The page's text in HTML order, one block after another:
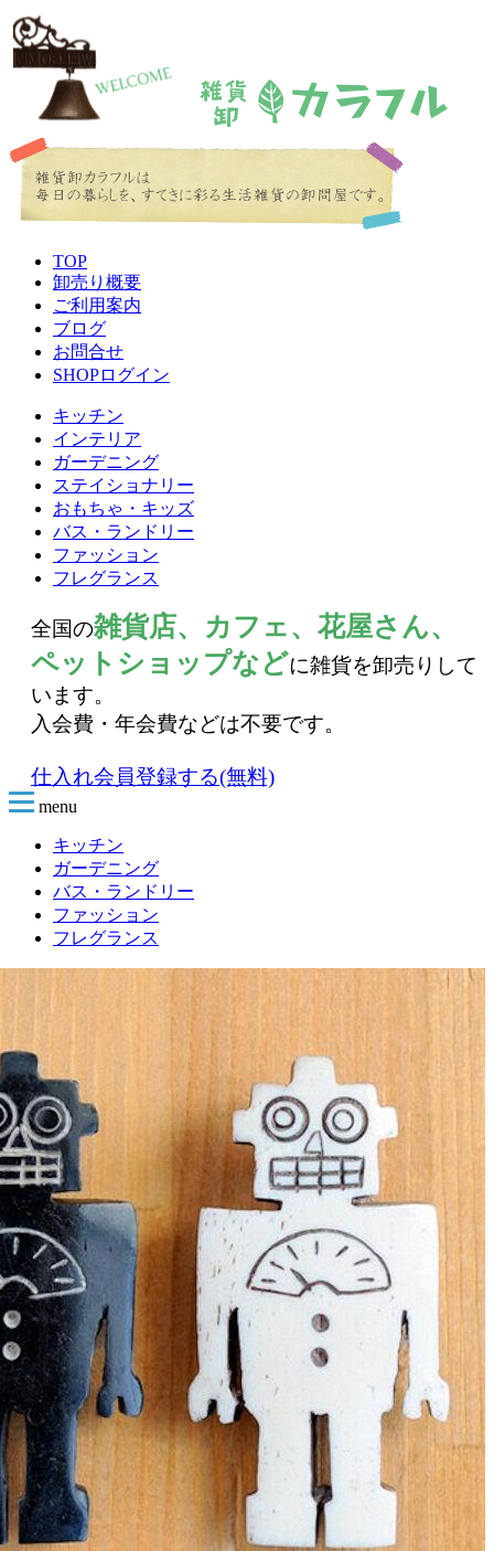
TOP
卸売り概要
ご利用案内
ブログ
お問合せ
SHOPログイン
キッチン
インテリア
ガーデニング
ステイショナリー
おもちゃ・キッズ
バス・ランドリー
ファッション
フレグランス
全国の雑貨店、カフェ、花屋さん、
ペットショップなどに雑貨を卸売りして
います。
入会費・年会費などは不要です。
仕入れ会員登録する(無料)
menu
キッチン
ガーデニング
バス・ランドリー
ファッション
フレグランス